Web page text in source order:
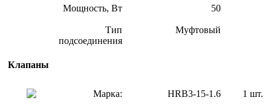
Мощность, Вт 50
Тип
подсоединения
Муфтовый
Клапаны
Марка: HRB3-15-1.6 1 шт.